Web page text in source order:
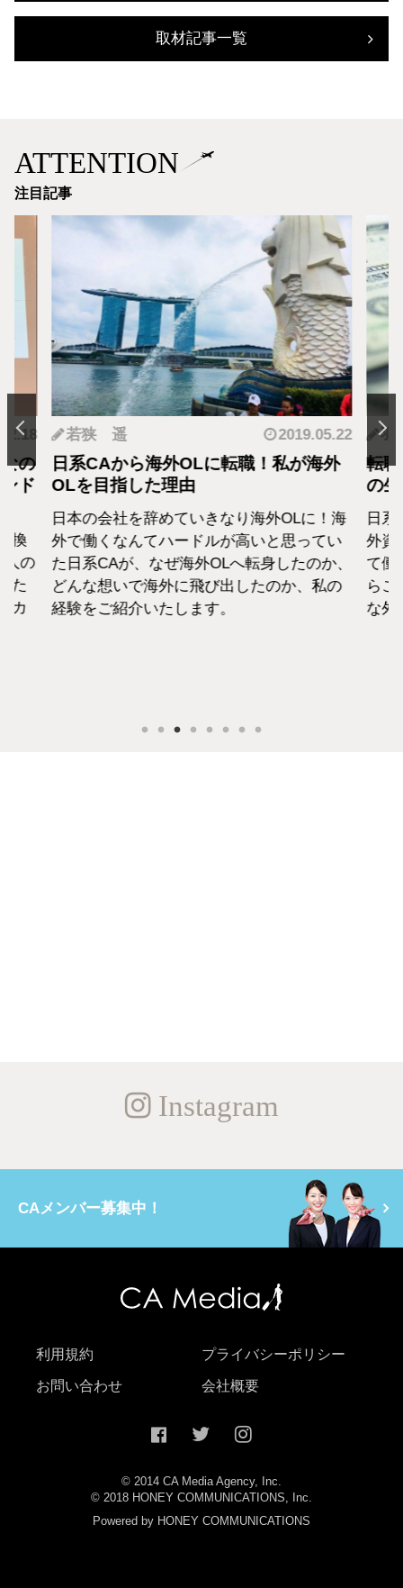
取材記事一覧
ATTENTION
注目記事
の
ド
換
人の
た
カ
若狭 遥 2019.05.22
日系CAから海外OLに転職！私が海外
OLを目指した理由
日本の会社を辞めていきなり海外OLに！海
外で働くなんてハードルが高いと思ってい
た日系CAが、なぜ海外OLへ転身したのか、
どんな想いで海外に飛び出したのか、私の
経験をご紹介いたします。
羽
転
の
日
外資
て働
らこ
な外
Instagram
CAメンバー募集中！
利用規約 プライバシーポリシー
お問い合わせ 会社概要
© 2014 CA Media Agency, Inc.
© 2018 HONEY COMMUNICATIONS, Inc.
Powered by HONEY COMMUNICATIONS